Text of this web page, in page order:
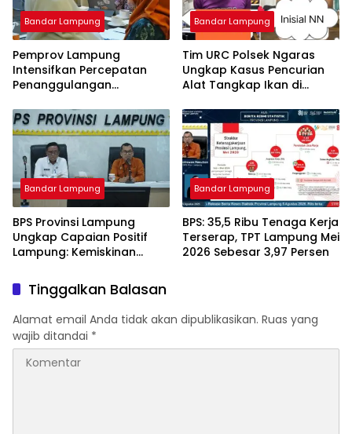
Bandar Lampung
Pemprov Lampung
Intensifkan Percepatan
Penanggulangan
Tanggamus
Bandar Lampung
Tim URC Polsek Ngaras
Ungkap Kasus Pencurian
Alat Tangkap Ikan di
Terduga Pelaku
Diamankan.
Bandar Lampung
BPS Provinsi Lampung
Ungkap Capaian Positif
Lampung: Kemiskinan
Ekonomi Terus Tumbuh
Bandar Lampung
BPS: 35,5 Ribu Tenaga Kerja
Terserap, TPT Lampung Mei
2026 Sebesar 3,97 Persen
Tinggalkan Balasan
Alamat email Anda tidak akan dipublikasikan. Ruas yang
wajib ditandai *